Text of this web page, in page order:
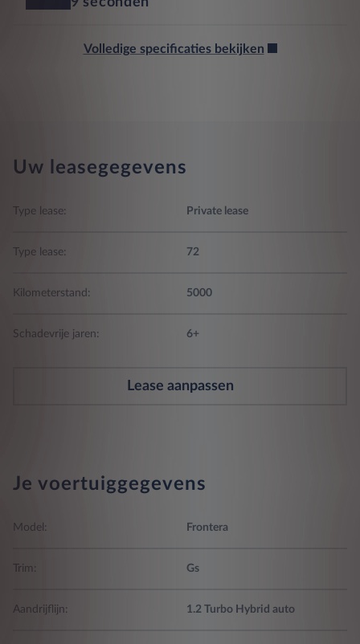
Volledige specificaties bekijken
Uw leasegegevens
Type lease: Private lease
Type lease: 72
Kilometerstand: 5000
Schadevrije jaren: 6+
Lease aanpassen
Je voertuiggegevens
Model: Frontera
Trim: Gs
Aandrijflijn: 1.2 Turbo Hybrid auto